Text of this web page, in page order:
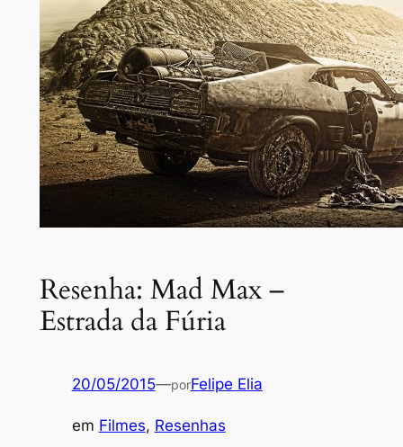
Resenha: Mad Max –
Estrada da Fúria
20/05/2015—porFelipe Elia
em Filmes, Resenhas